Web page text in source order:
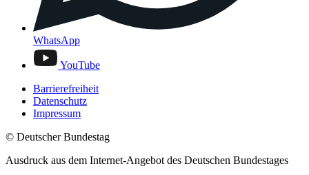
WhatsApp
YouTube
Barrierefreiheit
Datenschutz
Impressum
© Deutscher Bundestag
Ausdruck aus dem Internet-Angebot des Deutschen Bundestages